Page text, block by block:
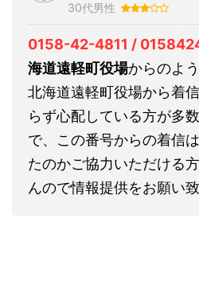
30代男性
0158-42-4811 /
海道遠軽町役場からのよう
北海道遠軽町役場から着
らず心配している方が多
で、この番号からの着信
たのかご協力いただける
んので情報提供をお願い致